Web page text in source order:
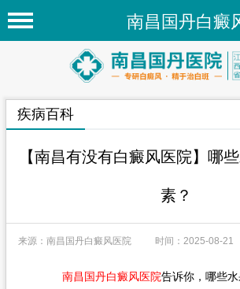
南昌国丹白癜
首页
医院新闻
专家团队
白癜风常识
白癜风人群
疾病百科
【南昌有没有白癜风医院】哪
素？
来源：南昌国丹白癜风医院 时间：2025-08-21
南昌国丹白癜风医院告诉你，哪些